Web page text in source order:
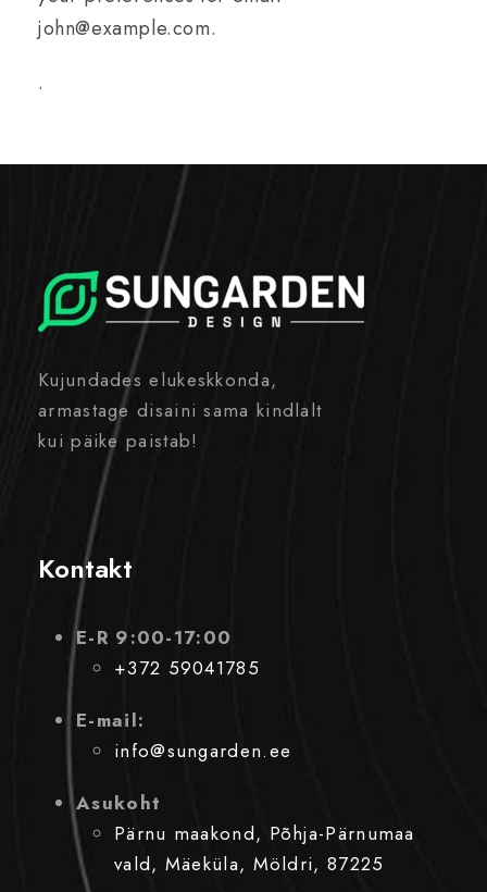
john@example.com.
.
Kujundades elukeskkonda,
armastage disaini sama kindlalt
kui päike paistab!
Kontakt
E-R 9:00-17:00
+372 59041785
E-mail:
info@sungarden.ee
Asukoht
Pärnu maakond, Põhja-Pärnumaa
vald, Mäeküla, Möldri, 87225